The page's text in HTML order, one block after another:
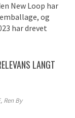
New Loop har
og
har drevet
LANGT
Ren By